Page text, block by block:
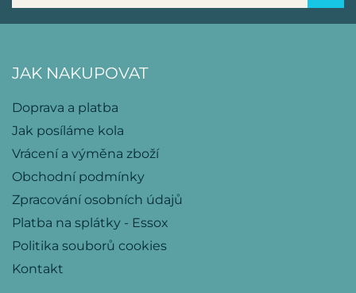
JAK NAKUPOVAT
Doprava a platba
Jak posíláme kola
Vrácení a výměna zboží
Obchodní podmínky
Zpracování osobních údajů
Platba na splátky - Essox
Politika souborů cookies
Kontakt